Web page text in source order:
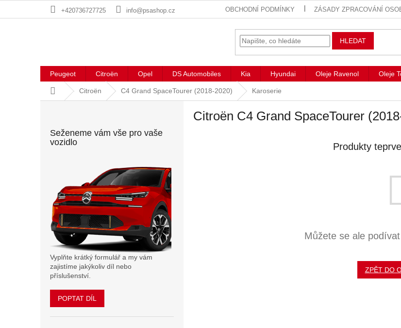
+420736727725 info@psashop.cz OBCHODNÍ PODMÍNKY ZÁSADY ZPRACOVÁNÍ
HLEDAT
Peugeot Citroën Opel DS Automobiles Kia Hyundai Oleje Ravenol Oleje
Domů Citroën C4 Grand SpaceTourer (2018-2020) Karoserie
Seženeme vám vše pro vaše
vozidlo
Vyplňte krátký formulář a my vám
zajistíme jakýkoliv díl nebo
příslušenství.
POPTAT DÍL
Citroën C4 Grand SpaceTourer
Produkty
Můžete se ale
ZPĚT DO